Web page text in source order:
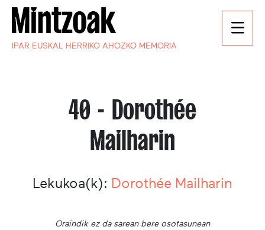
IPAR EUSKAL HERRIKO AHOZKO MEMORIA
40 - Dorothée
Mailharin
Lekukoa(k): Dorothée Mailharin
Oraindik ez da sarean bere osotasunean